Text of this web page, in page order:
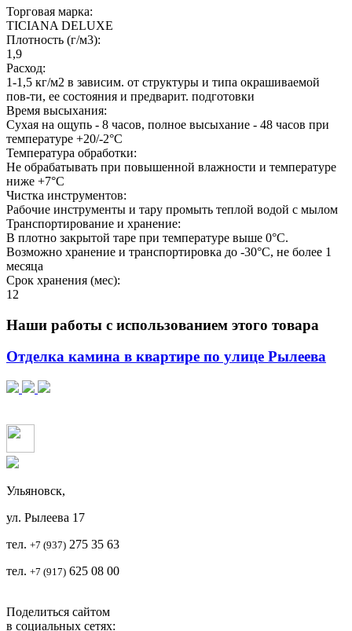
Торговая марка:
TICIANA DELUXE
Плотность (г/м3):
1,9
Расход:
1-1,5 кг/м2 в зависим. от структуры и типа окрашиваемой
пов-ти, ее состояния и предварит. подготовки
Время высыхания:
Сухая на ощупь - 8 часов, полное высыхание - 48 часов при
температуре +20/-2°С
Температура обработки:
Не обрабатывать при повышенной влажности и температуре
ниже +7°С
Чистка инструментов:
Рабочие инструменты и тару промыть теплой водой с мылом
Транспортирование и хранение:
В плотно закрытой таре при температуре выше 0°С.
Возможно хранение и транспортировка до -30°С, не более 1
месяца
Срок хранения (мес):
12
Наши работы с использованием этого товара
Отделка камина в квартире по улице Рылеева
Ульяновск,
ул. Рылеева 17
тел. +7 (937) 275 35 63
тел. +7 (917) 625 08 00
Поделиться сайтом
в социальных сетях: